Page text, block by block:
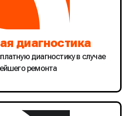
диагностика
диагностику в случае
ремонта